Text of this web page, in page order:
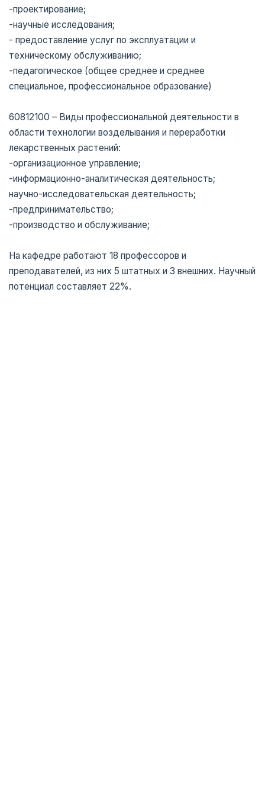
-проектирование;
-научные исследования;
- предоставление услуг по эксплуатации и
техническому обслуживанию;
-педагогическое (общее среднее и среднее
специальное, профессиональное образование)
60812100 – Виды профессиональной деятельности в
области технологии возделывания и переработки
лекарственных растений:
-организационное управление;
-информационно-аналитическая деятельность;
научно-исследовательская деятельность;
-предпринимательство;
-производство и обслуживание;
На кафедре работают 18 профессоров и
преподавателей, из них 5 штатных и 3 внешних. Научный
потенциал составляет 22%.